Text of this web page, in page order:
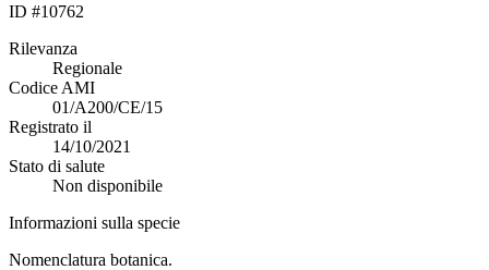
ID #10762
Rilevanza
Regionale
Codice AMI
01/A200/CE/15
Registrato il
14/10/2021
Stato di salute
Non disponibile
Informazioni sulla specie
Nomenclatura botanica.